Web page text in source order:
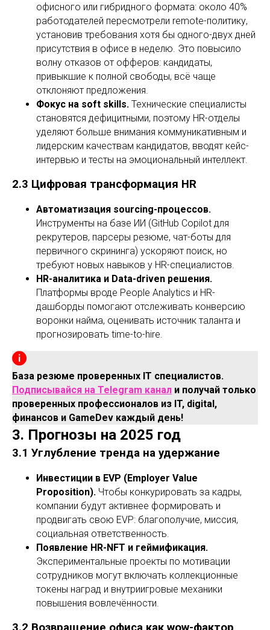
офисного или гибридного формата: около 40%
работодателей пересмотрели remote-политику,
установив требования хотя бы одного-двух дней
присутствия в офисе в неделю. Это повысило
волну отказов от офферов: кандидаты,
привыкшие к полной свободы, всё чаще
отклоняют предложения.
Фокус на soft skills. Технические специалисты
становятся дефицитными, поэтому HR-отделы
уделяют больше внимания коммуникативным и
лидерским качествам кандидатов, вводят кейс-
интервью и тесты на эмоциональный интеллект.
2.3 Цифровая трансформация HR
Автоматизация sourcing-процессов.
Инструменты на базе ИИ (GitHub Copilot для
рекрутеров, парсеры резюме, чат-боты для
первичного скрининга) ускоряют поиск, но
требуют новых навыков у HR-специалистов.
HR-аналитика и Data-driven решения.
Платформы вроде People Analytics и HR-
дашборды помогают отслеживать конверсию
воронки найма, оценивать источник таланта и
прогнозировать time-to-hire.
База резюме проверенных IT специалистов.
Подписывайся на Telegram канал и получай только
проверенных профессионалов из IT, digital,
финансов и GameDev каждый день!
3. Прогнозы на 2025 год
3.1 Углубление тренда на удержание
Инвестиции в EVP (Employer Value
Proposition). Чтобы конкурировать за кадры,
компании будут активнее формировать и
продвигать свою EVP: благополучие, миссия,
социальная ответственность.
Появление HR-NFT и геймификация.
Экспериментальные проекты по мотивации
сотрудников могут включать коллекционные
токены наград и внутриигровые механики
повышения вовлечённости.